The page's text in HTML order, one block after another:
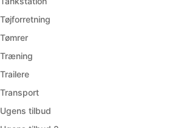
Tøjforretning
Tømrer
Træning
Trailere
Transport
Ugens tilbud